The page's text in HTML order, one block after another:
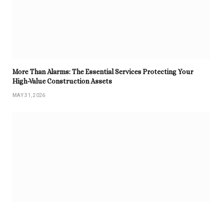
More Than Alarms: The Essential Services Protecting Your
High-Value Construction Assets
MAY 31, 2026